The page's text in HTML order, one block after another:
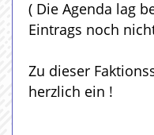
( Die Agenda lag
Eintrags noch
Zu dieser
herzlich ein !